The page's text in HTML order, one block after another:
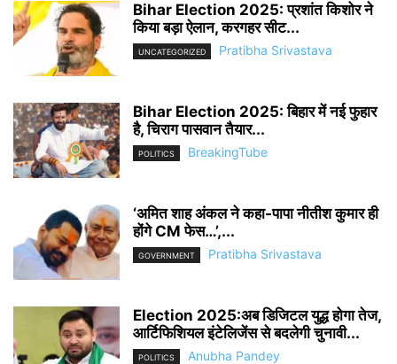
Bihar Election 2025: प्रशांत किशोर ने
किया बड़ा ऐलान, करगहर सीट...
UNCATEGORIZED Pratibha Srivastava
Bihar Election 2025: बिहार में नई फुहार
है, चिराग पासवान तैयार...
POLITICS BreakingTube
‘अमित शाह अंकल ने कहा-पापा नीतीश कुमार ही
होंगे CM फेस…’,...
GOVERNMENT Pratibha Srivastava
Election 2025:अब डिजिटल युद्ध होगा तेज,
आर्टिफिशियल इंटेलिजेंस से बदलेगी चुनावी...
POLITICS Anubha Pandey